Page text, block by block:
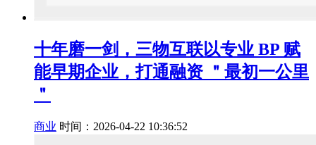
十年磨一剑，三物互联以专业 BP 赋
能早期企业，打通融资 ＂最初一公里
＂
商业 时间：2026-04-22 10:36:52